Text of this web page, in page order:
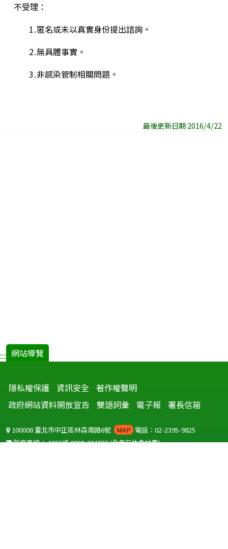
不受理：
1.匿名或未以真實身份提出諮詢。
2.無具體事實。
3.非感染管制相關問題。
最後更新日期 2016/4/22
::: 網站導覽
隱私權保護 資訊安全 著作權聲明
政府網站資料開放宣告
雙語詞彙 電子報 署長信箱
100008 臺北市中正區林森南路6號 MAP 電話：02-2395-9825
防疫專線：1922或0800-001922(全年無休免付費)